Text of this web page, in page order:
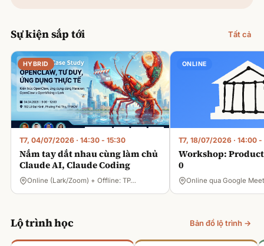
Sự kiện sắp tới Tất cả
HYBRID
T7, 04/07/2026 · 14:30 - 15:30
Nắm tay dắt nhau cùng làm chủ
Claude AI, Claude Coding
Online (Lark/Zoom) + Offline: TP…
ONLINE
T7, 18/07/2026 · 14:00 -
Workshop:
0
Online qua Google Meet
Lộ trình học Bản đồ lộ trình →